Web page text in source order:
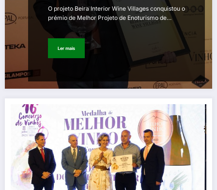
O projeto Beira Interior Wine Villages conquistou o
prémio de Melhor Projeto de Enoturismo de…
Ler mais